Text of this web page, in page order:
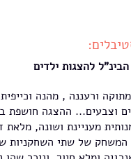
להצגות ילדים
ורעננה , מהנה
וצבעים... ההצגה חושפת
מעניינת ושונה, מלאת
המשחק של שתי השחקניות